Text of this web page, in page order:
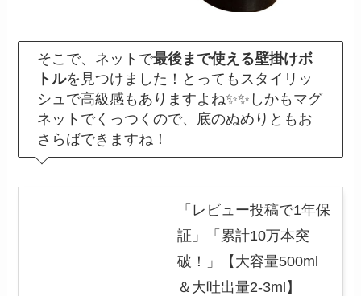
そこで、ネットで最後まで使える壁掛けボ
トルを見つけました！とってもスタイリッ
シュで高級感もありますよね✨✨しかもマグ
ネットでくっつくので、底のぬめりともお
さらばできますね！
「レビュー投稿で1年保
証」「累計10万本突
破！」【大容量500ml
＆大吐出量2-3ml】